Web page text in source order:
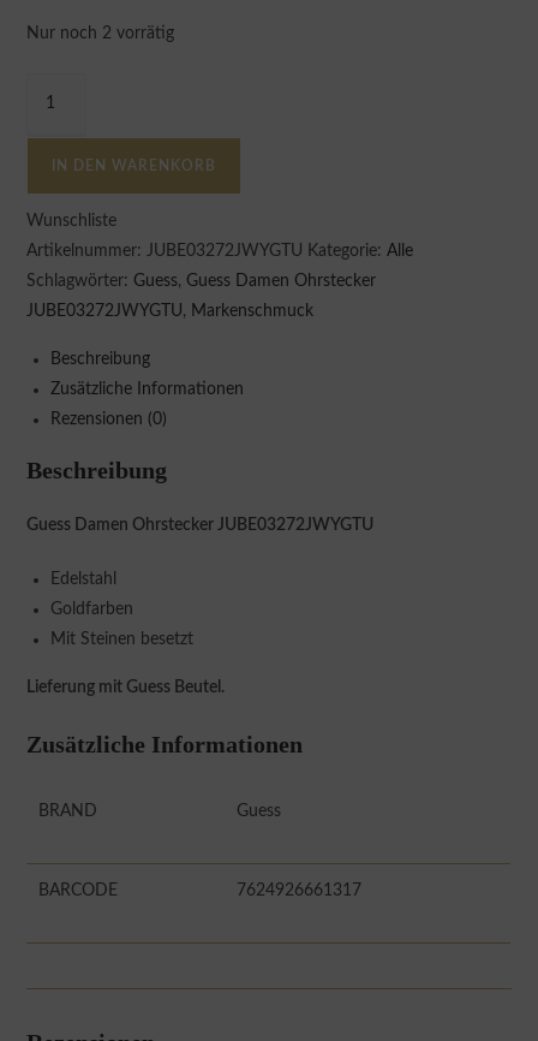
Nur noch 2 vorrätig
IN DEN WARENKORB
Wunschliste
Artikelnummer:JUBE03272JWYGTU Kategorie:Alle
Schlagwörter: Guess, Guess Damen Ohrstecker
JUBE03272JWYGTU, Markenschmuck
Beschreibung
Zusätzliche Informationen
Rezensionen (0)
Beschreibung
Guess Damen Ohrstecker JUBE03272JWYGTU
Edelstahl
Goldfarben
Mit Steinen besetzt
Lieferung mit Guess Beutel.
Zusätzliche Informationen
BRAND Guess
BARCODE 7624926661317